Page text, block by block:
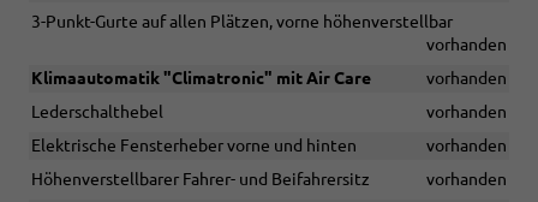
3-Punkt-Gurte auf allen Plätzen, vorne höhenverstellbar
vorhanden
Klimaautomatik "Climatronic" mit Air Care
vorhanden
Lederschalthebel
vorhanden
Elektrische Fensterheber vorne und hinten
vorhanden
Höhenverstellbarer Fahrer- und Beifahrersitz
vorhanden